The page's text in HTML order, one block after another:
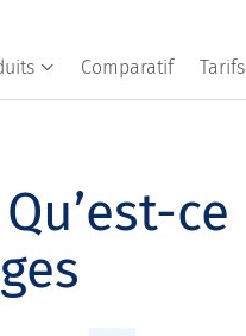
Comparatif Tarifs
ce